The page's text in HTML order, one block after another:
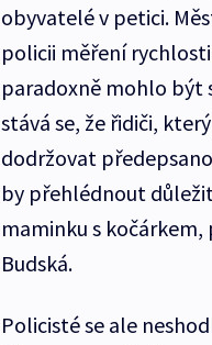
obyvatelé v petici.
policii měření
paradoxně mohlo být
stává se, že řidiči,
dodržovat
by přehlédnout
maminku s
Budská.
Policisté se ale